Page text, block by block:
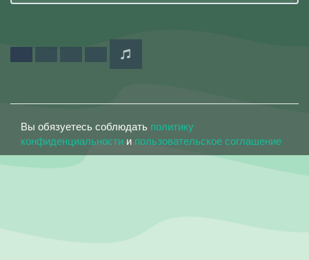
Вы обязуетесь соблюдать политику
конфиденциальности и пользовательское соглашение